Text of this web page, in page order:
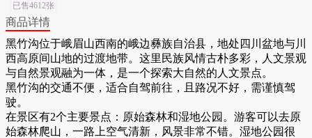
已售4612张
商品详情
黑竹沟位于峨眉山西南的峨边彝族自治县，地处四川盆地与川
西高原间山地的过渡地带。这里民族风情古朴多彩，人文景观
与自然景观融为一体，是一个探索大自然的人文景点。
黑竹沟的交通不便，适合自驾前往，且路况不好，需谨慎驾
驶。
在景区有2个主要景点：原始森林和湿地公园。游客可以去原
始森林爬山，一路上空气清新，风景非常不错。湿地公园很